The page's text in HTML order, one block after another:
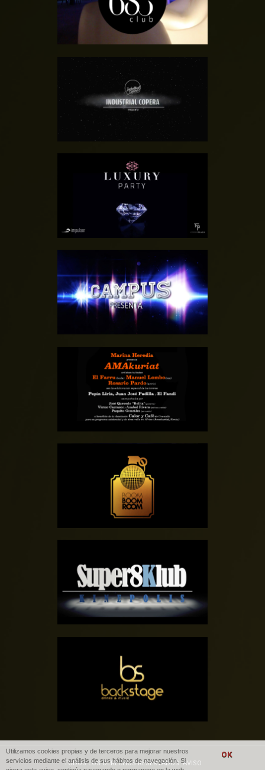
SALA INDUSTRIAL
COPERA
SALA FORUM PLAZA
DISCOTECA CAMPUS
GALA BENÉFICA
AMAKURIAT – 2016
DISCOTECA – BOOM
BOOM ROOM
SUPER8KLUB
DISCOTECA –
BACKSTAGE
TODOS LOS DERECHOS RESERVADOS. AVISO
Utilizamos cookies propias y de terceros para mejorar nuestros
servicios mediante el análisis de sus hábitos de navegación. Si